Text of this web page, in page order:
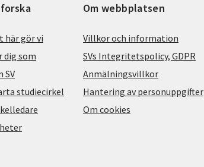
här gör vi
dig som
SV
studiecirkel
Om webbplatsen
Villkor och information
SVs Integritetspolicy, GDPR
Anmälningsvillkor
Hantering av personuppgifter
Om cookies